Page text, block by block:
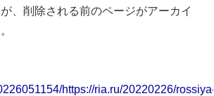
、削除される前のページがアーカイ
https://ria.ru/20220226/rossiya-